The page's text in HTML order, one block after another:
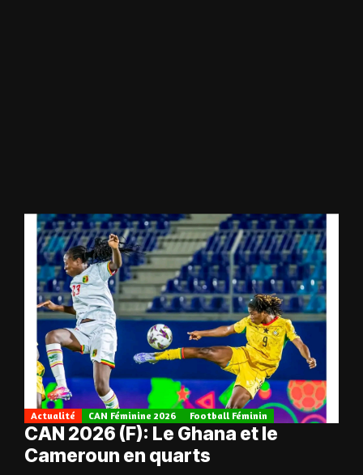
Actualité CAN Féminine 2026 Football Féminin
CAN 2026 (F): Le Ghana et le
Cameroun en quarts